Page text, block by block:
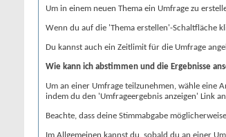
Um in einem neuen Thema ein Umfrage zu
Wenn du auf die 'Thema erstellen'-Schaltfläche
Du kannst auch ein Zeitlimit für die Umfrage
Wie kann ich abstimmen und die Ergebnisse
Um an einer Umfrage teilzunehmen, wähle eine
indem du den 'Umfrageergebnis anzeigen' Link
Beachte, dass deine Stimmabgabe